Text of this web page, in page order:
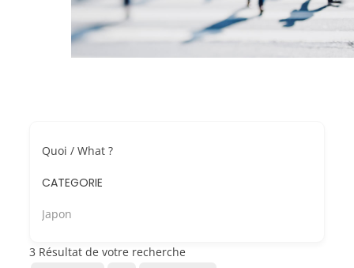
Quoi / What ?
CATEGORIE
Japon
3 Résultat de votre recherche